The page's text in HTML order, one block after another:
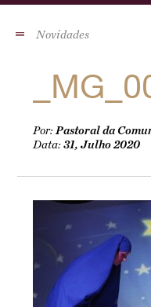
Novidades
Por:Pastoral da
Data:31, Julho 2020